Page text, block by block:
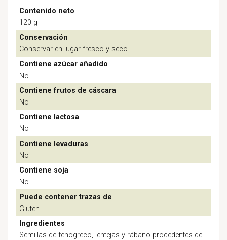
Contenido neto
120 g
Conservación
Conservar en lugar fresco y seco.
Contiene azúcar añadido
No
Contiene frutos de cáscara
No
Contiene lactosa
No
Contiene levaduras
No
Contiene soja
No
Puede contener trazas de
Gluten
Ingredientes
Semillas de fenogreco, lentejas y rábano procedentes de